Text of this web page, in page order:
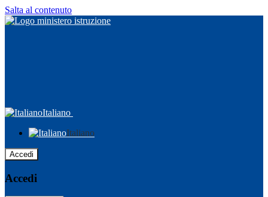
Salta al contenuto
Italiano
Italiano
Accedi
Accedi